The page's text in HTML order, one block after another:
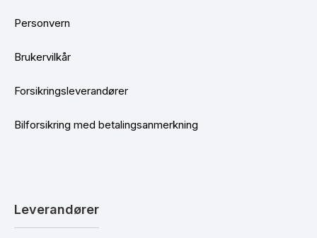
Personvern
Brukervilkår
Forsikringsleverandører
Bilforsikring med betalingsanmerkning
Leverandører